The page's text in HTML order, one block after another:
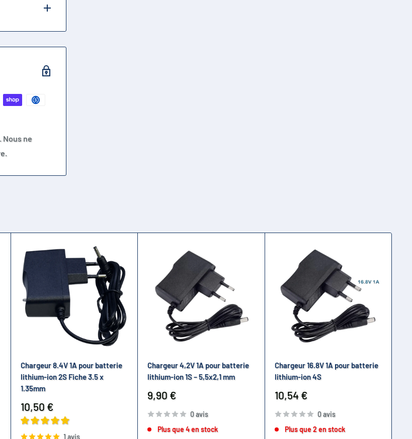
Nous ne
Chargeur 8.4V 1A pour batterie
lithium-ion 2S Fiche 3.5 x
1.35mm
Prix
réduit
10,50 €
1 avis
Chargeur 4,2V 1A pour batterie
lithium-ion 1S – 5,5x2,1 mm
Prix
réduit
9,90 €
0 avis
Plus que 4 en stock
Chargeur 16.8V 1A pour batterie
lithium-ion 4S
Prix
réduit
10,54 €
0 avis
Plus que 2 en stock